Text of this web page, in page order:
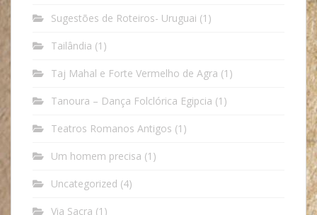
Sugestões de Roteiros- Uruguai (1)
Tailândia (1)
Taj Mahal e Forte Vermelho de Agra (1)
Tanoura – Dança Folclórica Egipcia (1)
Teatros Romanos Antigos (1)
Um homem precisa (1)
Uncategorized (4)
Via Sacra (1)